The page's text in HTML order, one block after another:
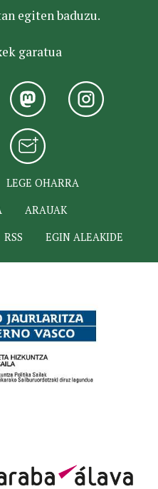
egiten baduzu.
garatua
LEGE OHARRA
ARAUAK
RSS EGIN ALEAKIDE